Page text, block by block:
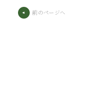
前のページへ